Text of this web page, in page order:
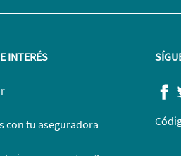
INTERÉS
con tu aseguradora